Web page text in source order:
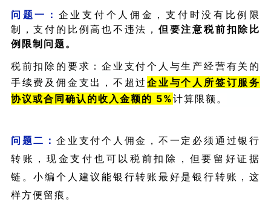
问题一： 企业支付个人佣金，支付时没有比例限
制，支付的比例高也不违法， 但要注意税前扣除比
例限制问题。
税前扣除的要求：企业支付个人与生产经营有关的
手续费及佣金支出，不超过企业与个人所签订服务
协议或合同确认的收入金额的 5%计算限额。
问题二： 企业 支付个人佣金，不一定必须通过银行
转账，现金支付也可以税前扣除，但要留好证据
链。小编个人建议能银行转账最好是银行转账，这
样方便留痕。